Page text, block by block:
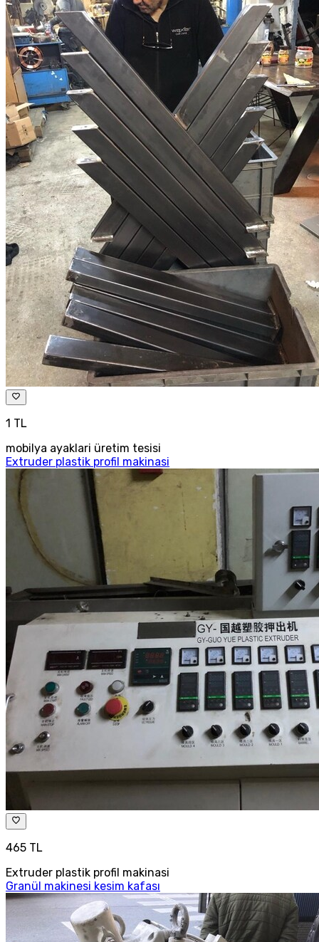
1 TL
mobilya ayaklari üretim tesisi
Extruder plastik profil makinasi
465 TL
Extruder plastik profil makinasi
Granül makinesi kesim kafası